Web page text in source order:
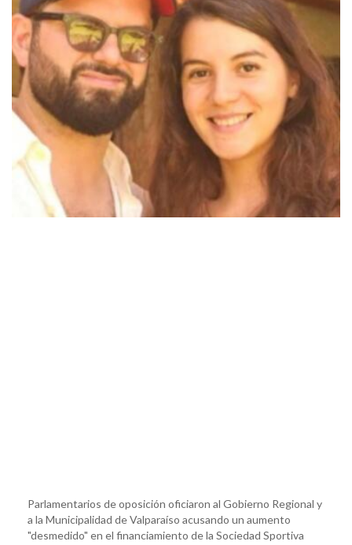
Parlamentarios de oposición oficiaron al Gobierno Regional y
a la Municipalidad de Valparaíso acusando un aumento
"desmedido" en el financiamiento de la Sociedad Sportiva